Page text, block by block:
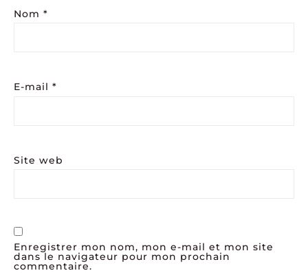
Nom *
E-mail *
Site web
Enregistrer mon nom, mon e-mail et mon site
dans le navigateur pour mon prochain
commentaire.